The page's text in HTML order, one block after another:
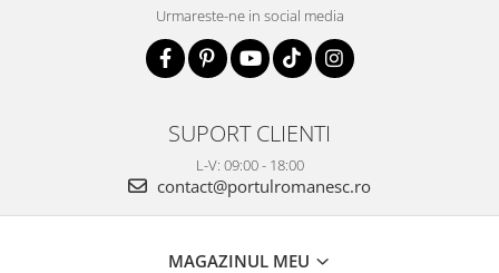
Urmareste-ne in social media
SUPORT CLIENTI
L-V: 09:00 - 18:00
contact@portulromanesc.ro
MAGAZINUL MEU